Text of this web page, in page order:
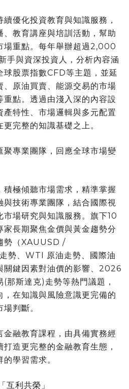
優化投資教育與知識服務，
教育講座與培訓活動，幫助
場重點。每年舉辦超過2,000
手與資深投資人，分析內容涵
球股票指數CFD等主題，並延
、原油買賣、能源交易的市場
點。透過由淺入深的內容設
特性、市場邏輯與多元配置
完整的知識基礎之上。
聚專業團隊，回應全球市場變
極傾聽市場需求，精準掌握
技術專業團隊，結合國際視
市場研究與知識服務。旗下10
家長期聚焦金價與黃金趨勢分
勢（XAUUSD /
勢、WTI 原油走勢、國際油
關鍵因素對油價的影響、2026
那斯達克)走勢等熱門議題，
在知識與風險意識更完備的
判斷。
金融教育課程，由具備實務經
造更完整的金融教育生態，
學習需求。
互利共榮」